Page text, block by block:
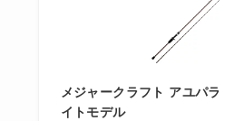
メジャークラフト アユパ
イトモデル